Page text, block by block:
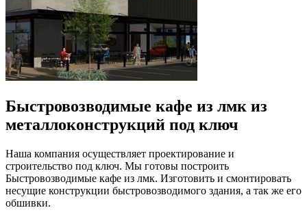
Быстровозводимые кафе из лмк из
металлоконструкций под ключ
Наша компания осуществляет проектирование и
строительство под ключ. Мы готовы построить
Быстровозводимые кафе из лмк. Изготовить и смонтировать
несущие конструкции быстровозводимого здания, а так же его
обшивки.